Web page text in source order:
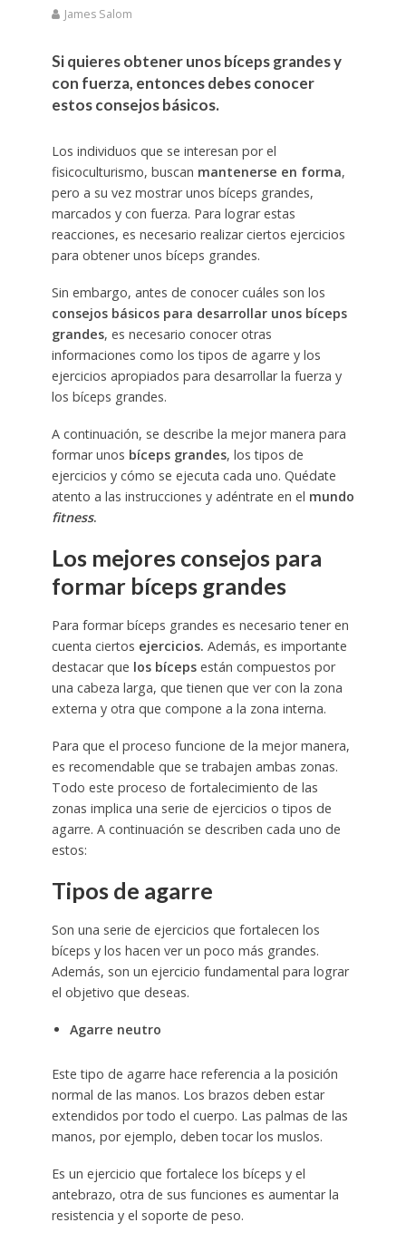
James Salom
Si quieres obtener unos bíceps grandes y
con fuerza, entonces debes conocer
estos consejos básicos.
Los individuos que se interesan por el
fisicoculturismo, buscan mantenerse en forma,
pero a su vez mostrar unos bíceps grandes,
marcados y con fuerza. Para lograr estas
reacciones, es necesario realizar ciertos ejercicios
para obtener unos bíceps grandes.
Sin embargo, antes de conocer cuáles son los
consejos básicos para desarrollar unos bíceps
grandes, es necesario conocer otras
informaciones como los tipos de agarre y los
ejercicios apropiados para desarrollar la fuerza y
los bíceps grandes.
A continuación, se describe la mejor manera para
formar unos bíceps grandes, los tipos de
ejercicios y cómo se ejecuta cada uno. Quédate
atento a las instrucciones y adéntrate en el mundo
fitness.
Los mejores consejos para
formar bíceps grandes
Para formar bíceps grandes es necesario tener en
cuenta ciertos ejercicios. Además, es importante
destacar que los bícepsestán compuestos por
una cabeza larga, que tienen que ver con la zona
externa y otra que compone a la zona interna.
Para que el proceso funcione de la mejor manera,
es recomendable que se trabajen ambas zonas.
Todo este proceso de fortalecimiento de las
zonas implica una serie de ejercicios o tipos de
agarre. A continuación se describen cada uno de
estos:
Tipos de agarre
Son una serie de ejercicios que fortalecen los
bíceps y los hacen ver un poco más grandes.
Además, son un ejercicio fundamental para lograr
el objetivo que deseas.
Agarre neutro
Este tipo de agarre hace referencia a la posición
normal de las manos. Los brazos deben estar
extendidos por todo el cuerpo. Las palmas de las
manos, por ejemplo, deben tocar los muslos.
Es un ejercicio que fortalece los bíceps y el
antebrazo, otra de sus funciones es aumentar la
resistencia y el soporte de peso.